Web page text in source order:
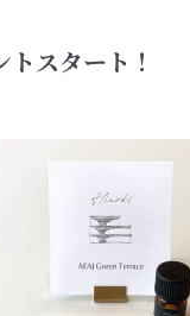
スタート！